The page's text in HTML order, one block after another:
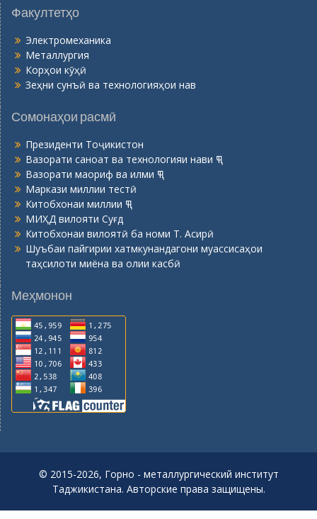
Факултетҳо
Электромеханика
Металлургия
Корҳои кӯҳӣ
Зеҳни сунъӣ ва технологияҳои нав
Сомонаҳои расмӣ
Президенти Тоҷикистон
Вазорати саноат ва технологияи нави ҶТ
Вазорати маориф ва илми ҶТ
Маркази миллии тестӣ
Китобхонаи миллии ҶТ
МИҲД вилояти Суғд
Китобхонаи вилоятӣ ба номи Т. Асирӣ
Шуъбаи пайгирии хатмкунандагони муассисаҳои
таҳсилоти миёна ва олии касбӣ
Меҳмонон
© 2015-2026, Горно - металлургический институт
Таджикистана. Авторские права защищены.